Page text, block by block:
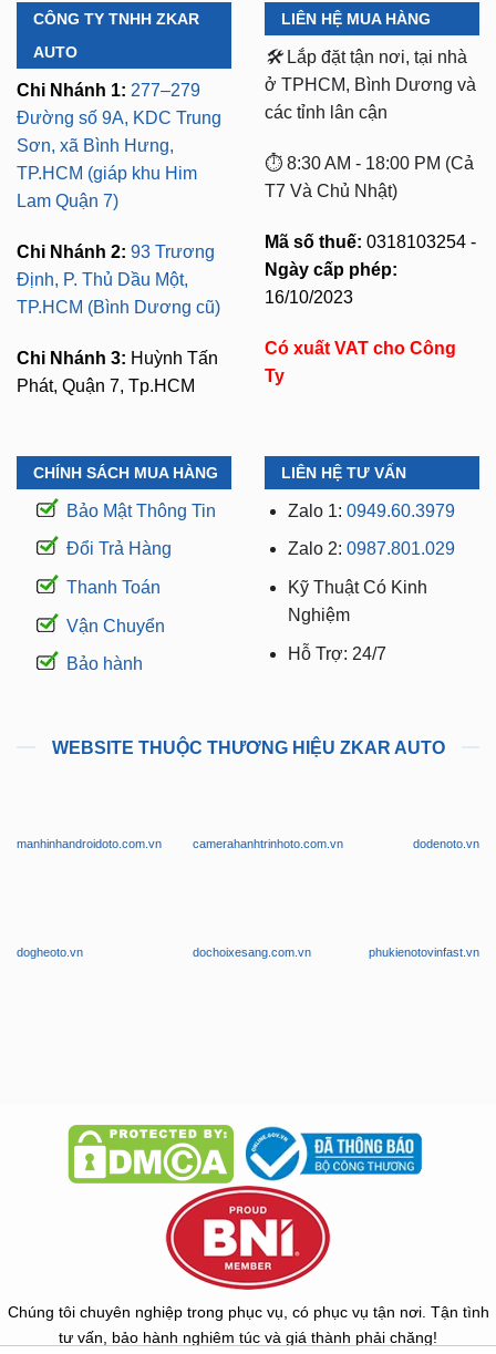
CÔNG TY TNHH ZKAR
AUTO
Chi Nhánh 1: 277–279
Đường số 9A, KDC Trung
Sơn, xã Bình Hưng,
TP.HCM (giáp khu Him
Lam Quận 7)
Chi Nhánh 2: 93 Trương
Định, P. Thủ Dầu Một,
TP.HCM (Bình Dương cũ)
Chi Nhánh 3: Huỳnh Tấn
Phát, Quận 7, Tp.HCM
LIÊN HỆ MUA HÀNG
🛠️ Lắp đặt tận nơi, tại nhà
ở TPHCM, Bình Dương và
các tỉnh lân cận
⏱️ 8:30 AM - 18:00 PM (Cả
T7 Và Chủ Nhật)
Mã số thuế: 0318103254 -
Ngày cấp phép:
16/10/2023
Có xuất VAT cho Công
Ty
CHÍNH SÁCH MUA HÀNG
Bảo Mật Thông Tin
Đổi Trả Hàng
Thanh Toán
Vận Chuyển
Bảo hành
LIÊN HỆ TƯ VẤN
Zalo 1: 0949.60.3979
Zalo 2: 0987.801.029
Kỹ Thuật Có Kinh
Nghiệm
Hỗ Trợ: 24/7
WEBSITE THUỘC THƯƠNG HIỆU ZKAR AUTO
manhinhandroidoto.com.vn camerahanhtrinhoto.com.vn dodenoto.vn
dogheoto.vn dochoixesang.com.vn phukienotovinfast.vn
Chúng tôi chuyên nghiệp trong phục vụ, có phục vụ tận nơi. Tận tình
tư vấn, bảo hành nghiêm túc và giá thành phải chăng!